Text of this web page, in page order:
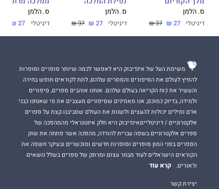
ס. הלמן
דיגיטלי 27 ₪
37 ₪
ס. הלמן
דיגיטלי 27 ₪
37 ₪
ס. הלמן
דיגיטלי 27 ₪
משימת העל של אינדיבוק היא לאפשר לכמה שיותר סופרים וסופרות
להפיץ לעולם את הסיפורים והמסרים שלהם, לתת לקוראים חופש בחירה
והעשיר את כוח הקריאה בעולם שלהם. אנחנו אוהבים ספרים, סיפורים
ולמידה, בדיוק כמוכם, אנו מאמינים שסיפורים מעצבים את מי שאנחנו כבני
אדם ומילים יכולות להעצים ולשנות את העולם שסביבנו.קצת על ספרים
אלקטרוניים / דיגיטלייםאינדיבוק היא חלק אינטגראלי מהמהפכה של
ספרים אלקטרוניים בשפה עברית להורדה, מהפכה אשר פתחה את שוק
הספרים בפני המון סופרים וסופרות חדשים ומוכשרים ובעיקר חשפה את
הקוראים הישראלים לעוד מבחר עצום ומרתק של ספרים בשלל נושאים
וז'אנרים.
קרא עוד
יצירת קשר